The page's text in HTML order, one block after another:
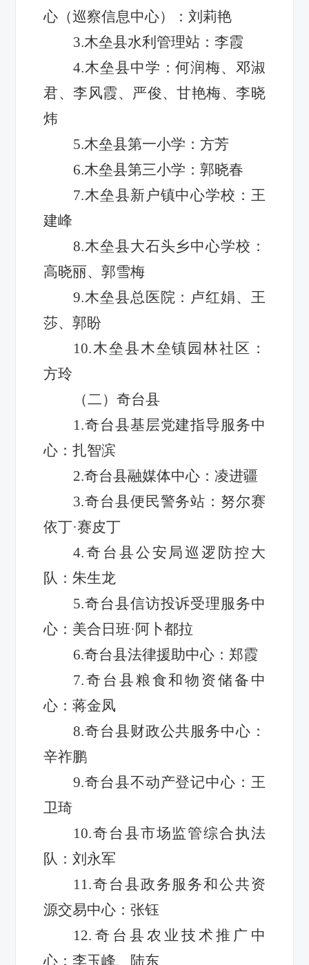
心（巡察信息中心）：刘莉艳
3.木垒县水利管理站：李霞
4.木垒县中学：何润梅、邓淑
君、李风霞、严俊、甘艳梅、李晓
炜
5.木垒县第一小学：方芳
6.木垒县第三小学：郭晓春
7.木垒县新户镇中心学校：王
建峰
8.木垒县大石头乡中心学校：
高晓丽、郭雪梅
9.木垒县总医院：卢红娟、王
莎、郭盼
10.木垒县木垒镇园林社区：
方玲
（二）奇台县
1.奇台县基层党建指导服务中
心：扎智滨
2.奇台县融媒体中心：凌进疆
3.奇台县便民警务站：努尔赛
依丁·赛皮丁
4.奇台县公安局巡逻防控大
队：朱生龙
5.奇台县信访投诉受理服务中
心：美合日班·阿卜都拉
6.奇台县法律援助中心：郑霞
7.奇台县粮食和物资储备中
心：蒋金凤
8.奇台县财政公共服务中心：
辛祚鹏
9.奇台县不动产登记中心：王
卫琦
10.奇台县市场监管综合执法
队：刘永军
11.奇台县政务服务和公共资
源交易中心：张钰
12.奇台县农业技术推广中
心：李玉峰、陆东